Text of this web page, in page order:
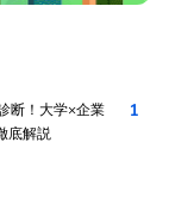
断！大学×企業
底解説
1